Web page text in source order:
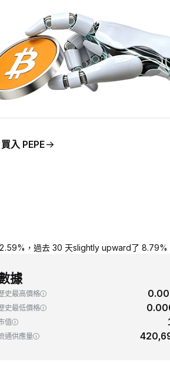
買入 PEPE
，過去 30 天slightly upward了 8.79%
據
史最高價格
史最低價格
值
通供應量